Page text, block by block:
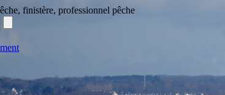
finistère, professionnel pêche